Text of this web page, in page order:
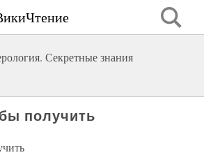
Секретные знания
получить